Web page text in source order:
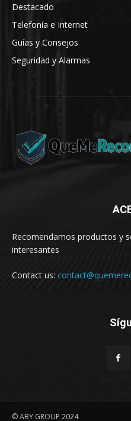
Destacado
Telefonía e Internet
Guías y Consejos
Seguridad y Alarmas
Recomendamos productos y
interesantes
Contact us:
© ABY GROUP 2024